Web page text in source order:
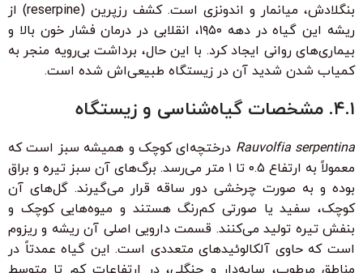
بنگلادش، میانمار و اندونزی است. کشف رزپرین (reserpine) از
ریشه این گیاه در دهه ۱۹۵۰، انقلابی در درمان فشار خون بالا و
بیماری‌های روانی ایجاد کرد. با این حال، برداشت بی‌رویه منجر به
کمیاب شدن شدید آن در زیستگاه طبیعی‌اش شده است.
۴.۱. مشخصات گیاه‌شناسی و زیستگاه
Rauvolfia serpentina درختچه‌ای کوچک و همیشه سبز است که
معمولاً به ارتفاع ۰.۵ تا ۱ متر می‌رسد. برگ‌های آن سبز تیره و براق
بوده و به صورت چرخشی دور ساقه قرار می‌گیرند. گل‌های آن
کوچک، سفید یا صورتی کم‌رنگ هستند و میوه‌هایی کوچک و
بنفش تیره تولید می‌کنند. قسمت دارویی اصلی آن ریشه و ریزوم
است که حاوی آلکالوئیدهای متعددی است. این گیاه عمدتاً در